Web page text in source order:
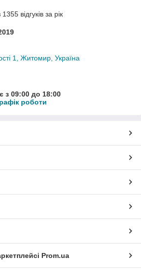
відгуків за рік
1, Житомир, Україна
з 09:00 до 18:00
роботи
Prom.ua